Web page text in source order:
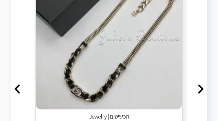
תכשיטים | Jewelry